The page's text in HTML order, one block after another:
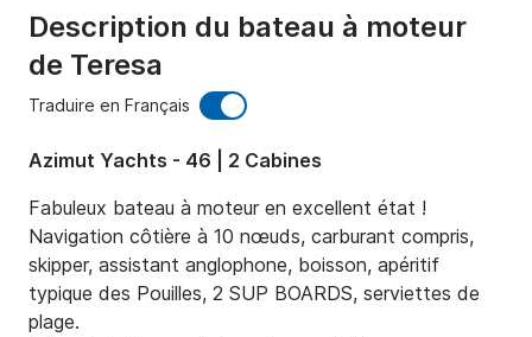
Description du bateau à moteur
de Teresa
Traduire en Français
Azimut Yachts - 46 | 2 Cabines
Fabuleux bateau à moteur en excellent état !
Navigation côtière à 10 nœuds, carburant compris,
skipper, assistant anglophone, boisson, apéritif
typique des Pouilles, 2 SUP BOARDS, serviettes de
plage.